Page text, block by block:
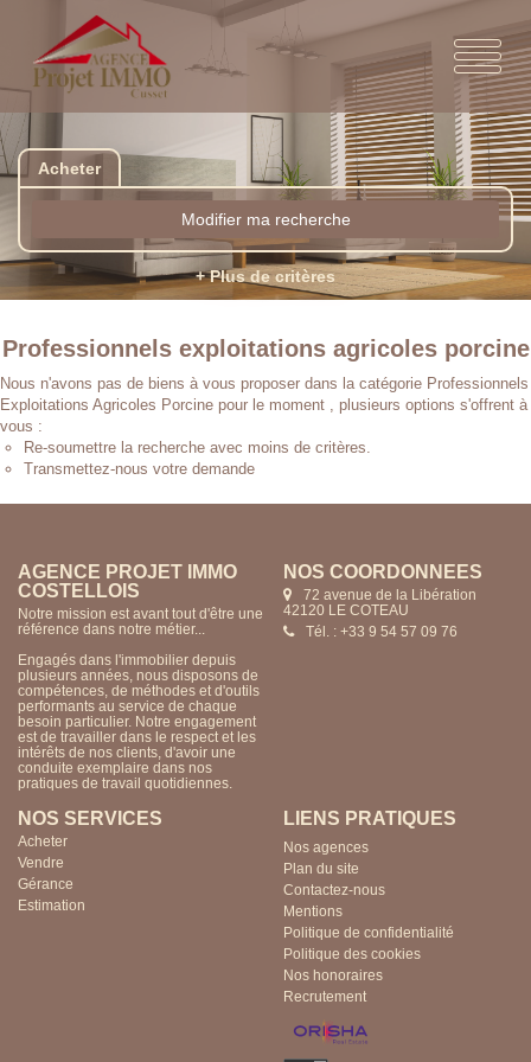
Acheter
Modifier ma recherche
+ Plus de critères
Professionnels exploitations agricoles porcine
Nous n'avons pas de biens à vous proposer dans la catégorie Professionnels
Exploitations Agricoles Porcine pour le moment , plusieurs options s'offrent à
vous :
Re-soumettre la recherche avec moins de critères.
Transmettez-nous votre demande
AGENCE PROJET IMMO
COSTELLOIS
Notre mission est avant tout d'être une
référence dans notre métier...
Engagés dans l'immobilier depuis
plusieurs années, nous disposons de
compétences, de méthodes et d'outils
performants au service de chaque
besoin particulier. Notre engagement
est de travailler dans le respect et les
intérêts de nos clients, d'avoir une
conduite exemplaire dans nos
pratiques de travail quotidiennes.
NOS COORDONNÉES
72 avenue de la Libération
42120 LE COTEAU
Tél. : +33 9 54 57 09 76
NOS SERVICES
Acheter
Vendre
Gérance
Estimation
LIENS PRATIQUES
Nos agences
Plan du site
Contactez-nous
Mentions
Politique de confidentialité
Politique des cookies
Nos honoraires
Recrutement